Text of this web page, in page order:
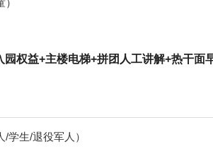
园权益+主楼电梯+拼团人工讲解+热干面
学生/退役军人）